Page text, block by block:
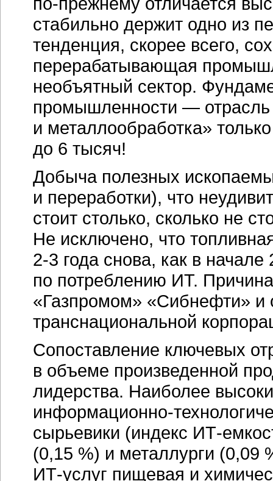
стабильно держит одно из
тенденция, скорее всего,
перерабатывающая
необъятный сектор.
промышленности —
и металлообработка»
до 6 тысяч!
Добыча полезных
и переработки), что
стоит столько, сколько не
Не исключено, что
2-3 годаснова, как в начале
по потреблению ИТ.
«Газпромом» «Сибнефти» и
транснациональной
Сопоставление ключевых
в объеме произведенной
лидерства. Наиболее
информационно-
сырьевики (индекс ИТ-
(0,15 %) и металлурги (0,09
ИТ-услуг пищевая и